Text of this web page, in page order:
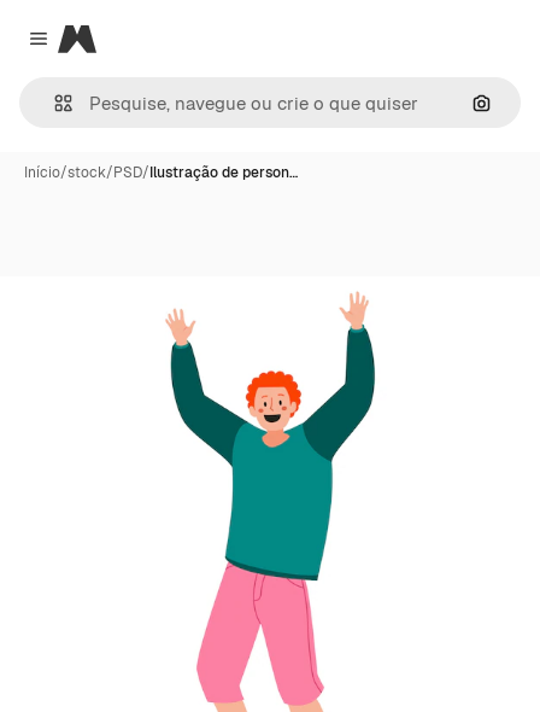
Close menu
Magnific
Início/stock/PSD/Ilustração de person…